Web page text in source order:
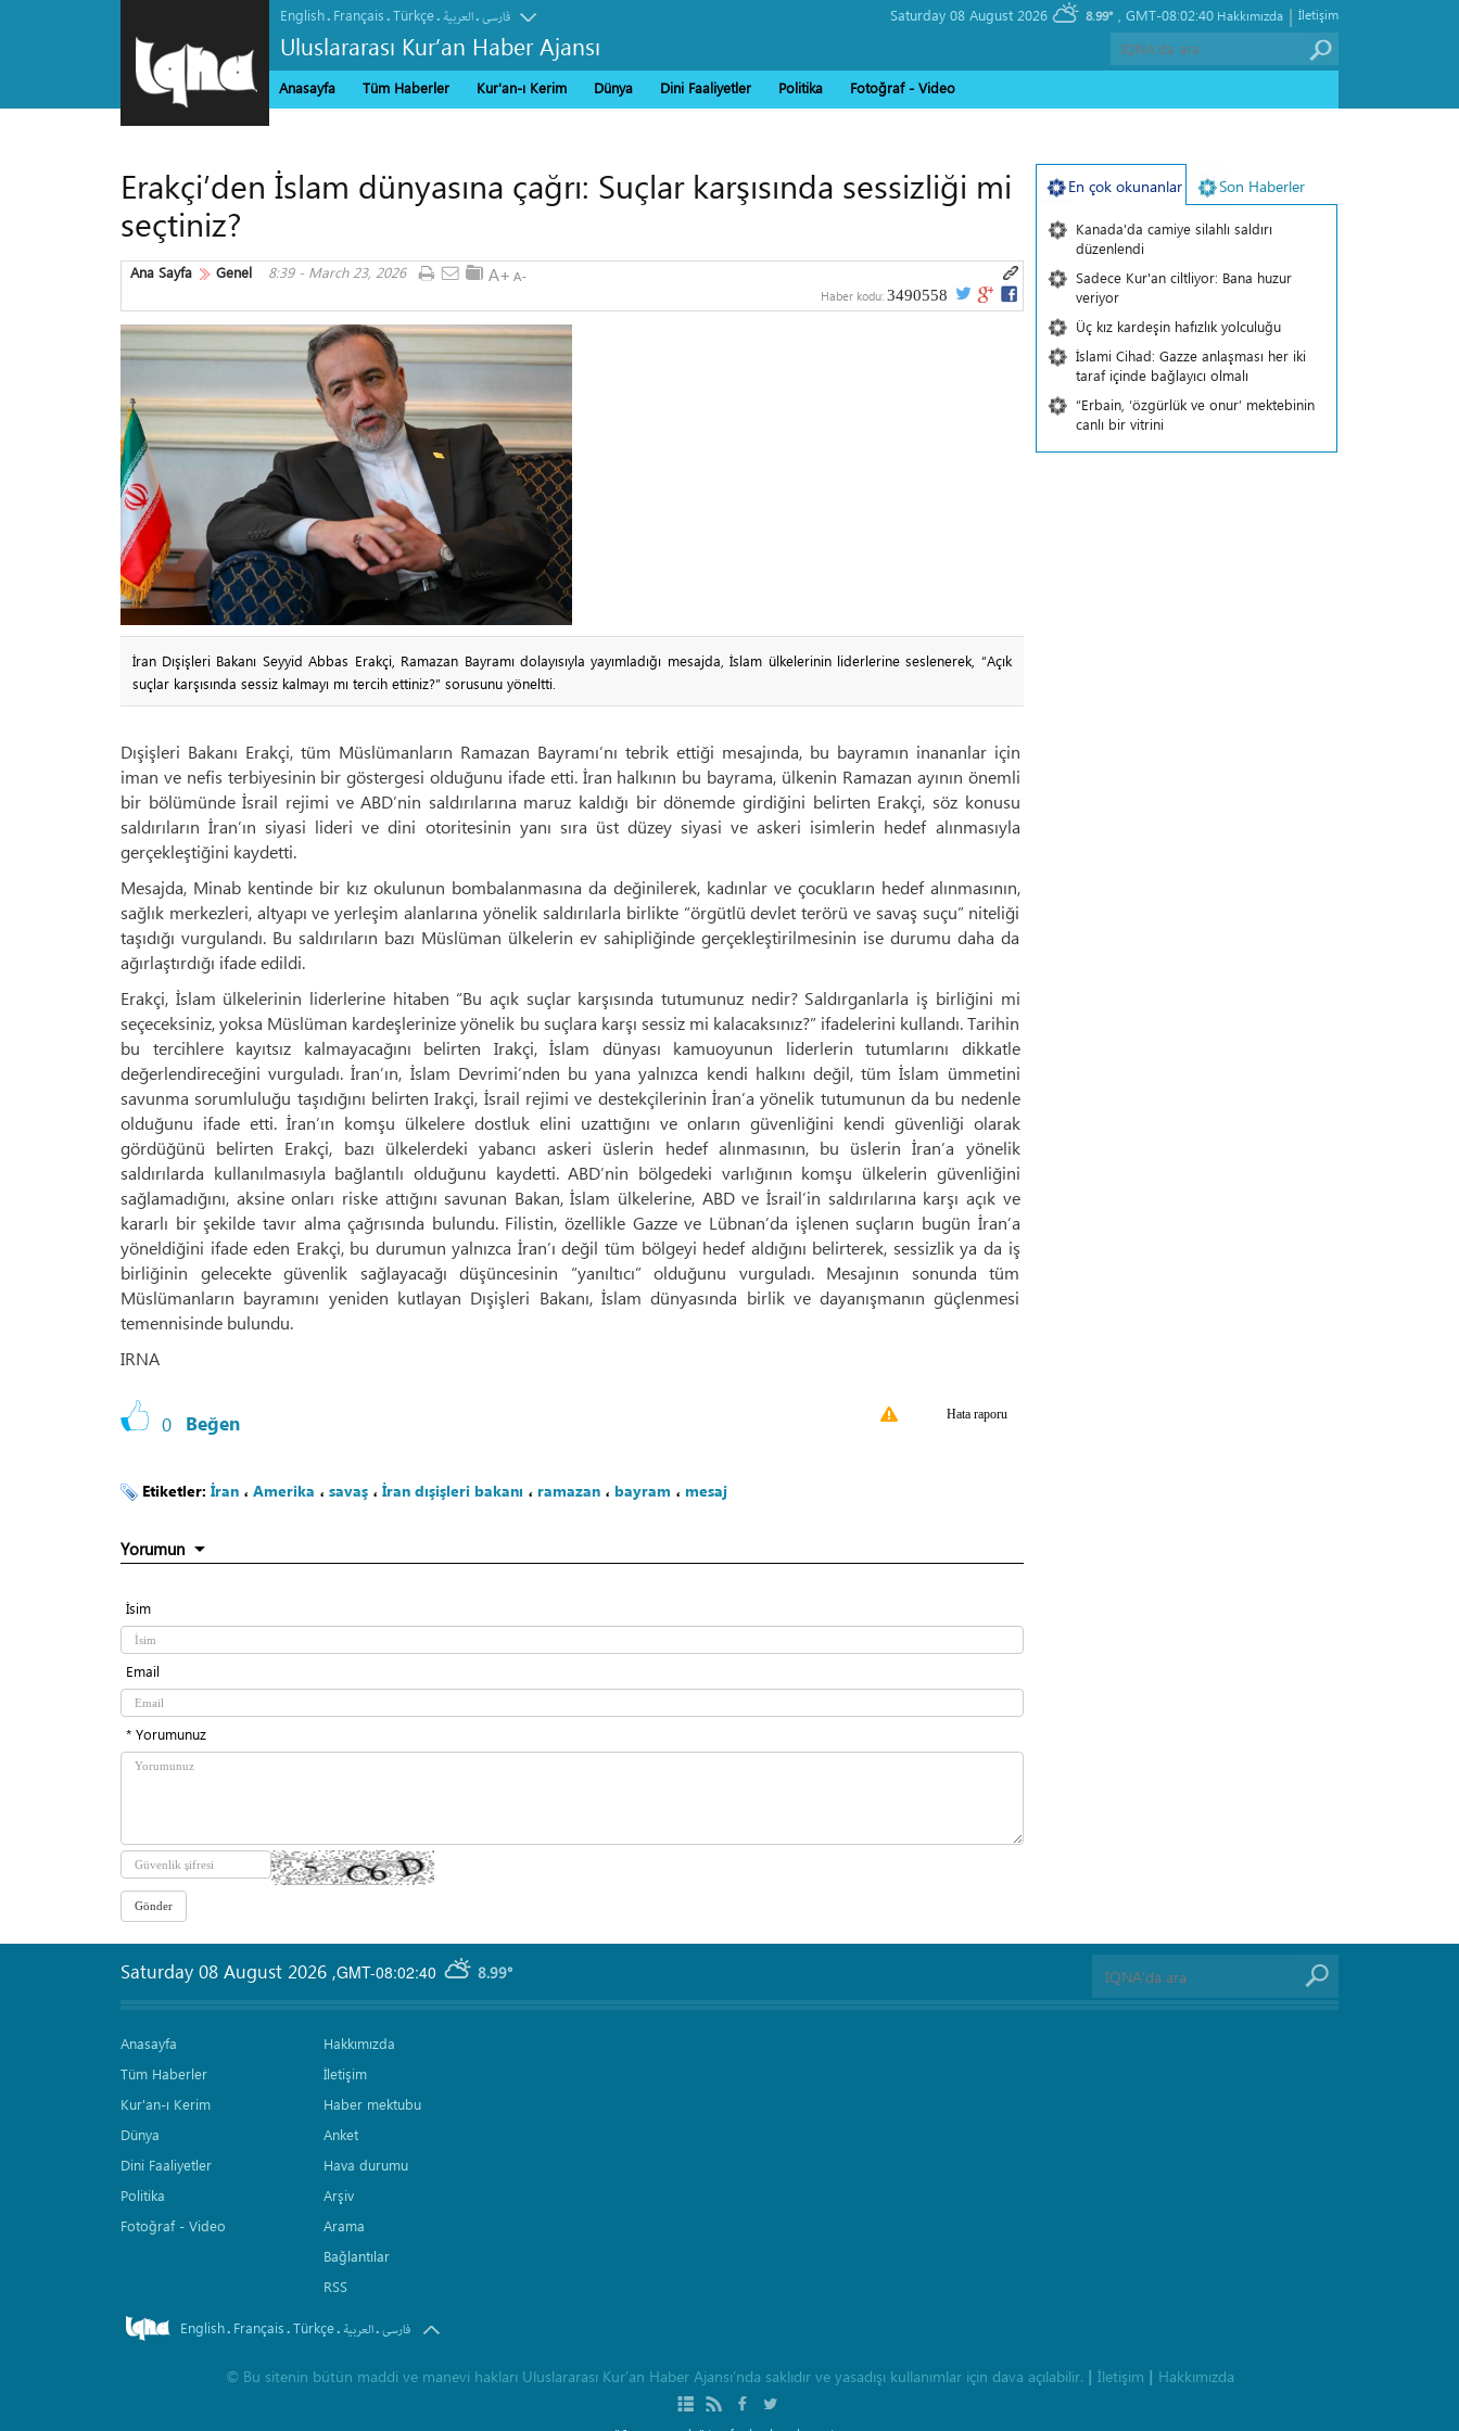
English. Français.Türkçe. العربیة.فارسی
Uluslararası Kur’an Haber Ajansı
GMT-08:02:40
8.99° İletişim
|
Hakkımızda
Anasayfa Tüm Haberler Kur'an-ı Kerim Dünya Dini Faaliyetler Politika Fotoğraf - Video
Erakçi’den İslam dünyasına çağrı: Suçlar karşısında sessizliği mi
seçtiniz?
Ana Sayfa Genel 8:39 - March 23, 2026
Haber kodu: 3490558
İran Dışişleri Bakanı Seyyid Abbas Erakçi, Ramazan Bayramı dolayısıyla yayımladığı mesajda, İslam ülkelerinin liderlerine seslenerek, “Açık
suçlar karşısında sessiz kalmayı mı tercih ettiniz?” sorusunu yöneltti.
Dışişleri Bakanı Erakçi, tüm Müslümanların Ramazan Bayramı’nı tebrik ettiği mesajında, bu bayramın inananlar için
iman ve nefis terbiyesinin bir göstergesi olduğunu ifade etti. İran halkının bu bayrama, ülkenin Ramazan ayının önemli
bir bölümünde İsrail rejimi ve ABD’nin saldırılarına maruz kaldığı bir dönemde girdiğini belirten Erakçi, söz konusu
saldırıların İran’ın siyasi lideri ve dini otoritesinin yanı sıra üst düzey siyasi ve askeri isimlerin hedef alınmasıyla
gerçekleştiğini kaydetti.
Mesajda, Minab kentinde bir kız okulunun bombalanmasına da değinilerek, kadınlar ve çocukların hedef alınmasının,
sağlık merkezleri, altyapı ve yerleşim alanlarına yönelik saldırılarla birlikte “örgütlü devlet terörü ve savaş suçu” niteliği
taşıdığı vurgulandı. Bu saldırıların bazı Müslüman ülkelerin ev sahipliğinde gerçekleştirilmesinin ise durumu daha da
ağırlaştırdığı ifade edildi.
Erakçi, İslam ülkelerinin liderlerine hitaben “Bu açık suçlar karşısında tutumunuz nedir? Saldırganlarla iş birliğini mi
seçeceksiniz, yoksa Müslüman kardeşlerinize yönelik bu suçlara karşı sessiz mi kalacaksınız?” ifadelerini kullandı. Tarihin
bu tercihlere kayıtsız kalmayacağını belirten Irakçi, İslam dünyası kamuoyunun liderlerin tutumlarını dikkatle
değerlendireceğini vurguladı. İran’ın, İslam Devrimi’nden bu yana yalnızca kendi halkını değil, tüm İslam ümmetini
savunma sorumluluğu taşıdığını belirten Irakçi, İsrail rejimi ve destekçilerinin İran’a yönelik tutumunun da bu nedenle
olduğunu ifade etti. İran’ın komşu ülkelere dostluk elini uzattığını ve onların güvenliğini kendi güvenliği olarak
gördüğünü belirten Erakçi, bazı ülkelerdeki yabancı askeri üslerin hedef alınmasının, bu üslerin İran’a yönelik
saldırılarda kullanılmasıyla bağlantılı olduğunu kaydetti. ABD’nin bölgedeki varlığının komşu ülkelerin güvenliğini
sağlamadığını, aksine onları riske attığını savunan Bakan, İslam ülkelerine, ABD ve İsrail’in saldırılarına karşı açık ve
kararlı bir şekilde tavır alma çağrısında bulundu. Filistin, özellikle Gazze ve Lübnan’da işlenen suçların bugün İran’a
yöneldiğini ifade eden Erakçi, bu durumun yalnızca İran’ı değil tüm bölgeyi hedef aldığını belirterek, sessizlik ya da iş
birliğinin gelecekte güvenlik sağlayacağı düşüncesinin “yanıltıcı” olduğunu vurguladı. Mesajının sonunda tüm
Müslümanların bayramını yeniden kutlayan Dışişleri Bakanı, İslam dünyasında birlik ve dayanışmanın güçlenmesi
temennisinde bulundu.
IRNA
0 Beğen Hata raporu
Etiketler: İran ، Amerika ، savaş ، İran dışişleri bakanı ، ramazan ، bayram ، mesaj
Yorumun
İsim
Email
* Yorumunuz
En çok okunanlar Son Haberler
Kanada'da camiye silahlı saldırı
düzenlendi
Sadece Kur'an ciltliyor: Bana huzur
veriyor
Üç kız kardeşin hafızlık yolculuğu
İslami Cihad: Gazze anlaşması her iki
taraf içinde bağlayıcı olmalı
“Erbain, ‘özgürlük ve onur’ mektebinin
canlı bir vitrini
GMT-08:02:40 8.99°
Saturday 08 August 2026 ,
Anasayfa
Tüm Haberler
Kur'an-ı Kerim
Dünya
Dini Faaliyetler
Politika
Fotoğraf - Video
Hakkımızda
İletişim
Haber mektubu
Anket
Hava durumu
Arşiv
Arama
Bağlantılar
RSS
English. Français.Türkçe. العربیة.فارسی
© Bu sitenin bütün maddi ve manevi hakları Uluslararası Kur’an Haber Ajansı’nda saklıdır ve yasadışı kullanımlar için dava açılabilir. | İletişim | Hakkımızda